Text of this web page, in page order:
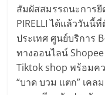
พร้อม
ทำเล
สำหรับ
สัมผัสสมรรถนะการ
PIRELLI ได้แล้ววัน
ประเทศ ศูนย์บริการ
ทางออนไลน์ Shopee
Tiktok shop พร้อมค
“บาด บวม แตก” เคล